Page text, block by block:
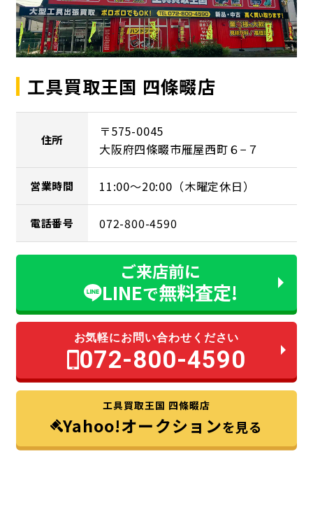
工具買取王国 四條畷店
住所
〒575-0045
大阪府四條畷市雁屋西町６−７
営業時間 11:00～20:00（木曜定休日）
電話番号 072-800-4590
ご来店前に
LINEで無料査定!
お気軽にお問い合わせください
072-800-4590
工具買取王国 四條畷店
Yahoo!オークションを見る